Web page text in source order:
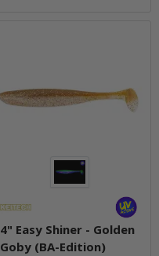
4" Easy Shiner - Golden
Goby (BA-Edition)